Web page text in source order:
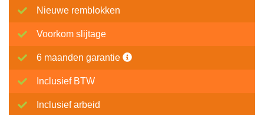
Nieuwe remblokken
Voorkom slijtage
6 maanden garantie
Inclusief BTW
Inclusief arbeid